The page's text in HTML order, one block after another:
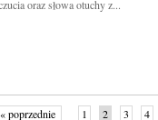
oraz słowa otuchy z...
« poprzednie 1 2 3 4